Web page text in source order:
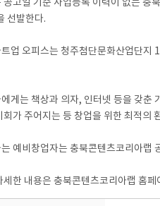
공고일 기준 사업등록 이력이 없는
선발한다.
업 오피스는 청주첨단문화산업단지
게는 책상과 의자, 인터넷 등을 갖춘
회가 주어지는 등 창업을 위한 최적의
는 예비창업자는 충북콘텐츠코리아
세한 내용은 충북콘텐츠코리아랩 홈